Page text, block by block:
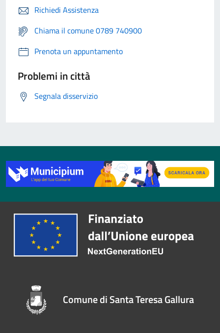
Richiedi Assistenza
Chiama il comune 0789 740900
Prenota un appuntamento
Problemi in città
Segnala disservizio
Comune di Santa Teresa Gallura